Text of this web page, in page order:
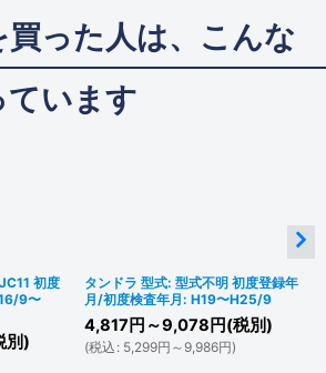
買った人は、こんな
ています
初度
9〜
別)
タンドラ 型式: 型式不明 初度登録年
月/初度検査年月: H19〜H25/9
4,817 円 ～9,078 円(税別)
(税込 : 5,299円 ～9,986円)